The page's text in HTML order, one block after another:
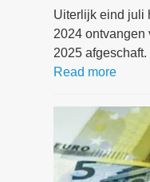
Uiterlijk eind juli
2024 ontvangen
2025
Read more